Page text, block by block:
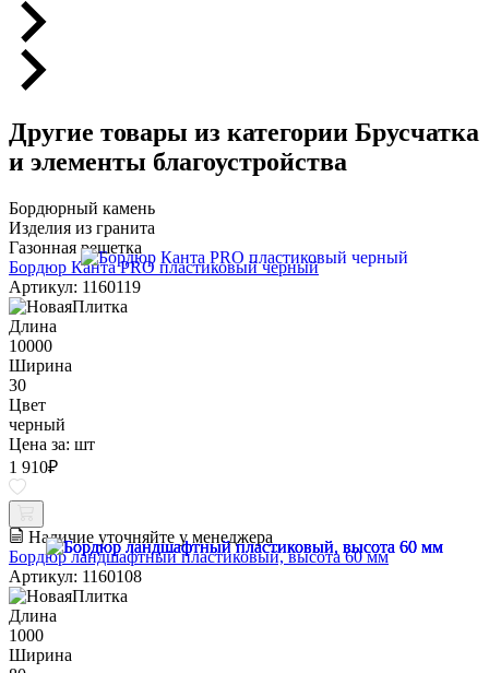
Другие товары из категории Брусчатка
и элементы благоустройства
Бордюрный камень
Изделия из гранита
Газонная решетка
Бордюр Канта PRO пластиковый черный
Артикул: 1160119
Длина
10000
Ширина
30
Цвет
черный
Цена за: шт
1 910₽
Наличие уточняйте у менеджера
Бордюр ландшафтный пластиковый, высота 60 мм
Артикул: 1160108
Длина
1000
Ширина